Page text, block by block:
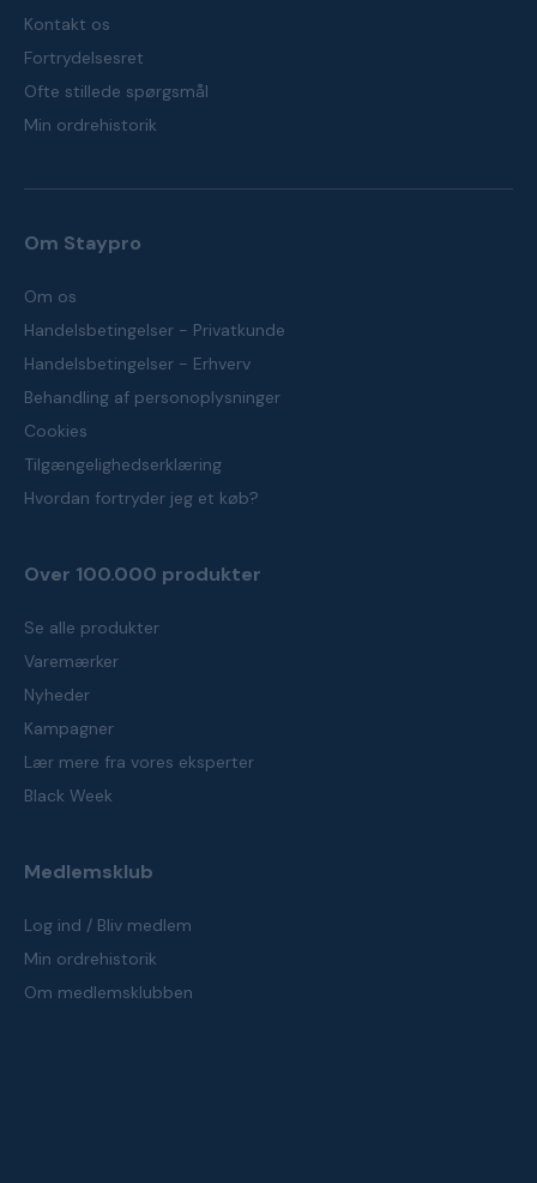
Kontakt os
Fortrydelsesret
Ofte stillede spørgsmål
Min ordrehistorik
Om Staypro
Om os
Handelsbetingelser - Privatkunde
Handelsbetingelser - Erhverv
Behandling af personoplysninger
Cookies
Tilgængelighedserklæring
Hvordan fortryder jeg et køb?
Over 100.000 produkter
Se alle produkter
Varemærker
Nyheder
Kampagner
Lær mere fra vores eksperter
Black Week
Medlemsklub
Log ind / Bliv medlem
Min ordrehistorik
Om medlemsklubben